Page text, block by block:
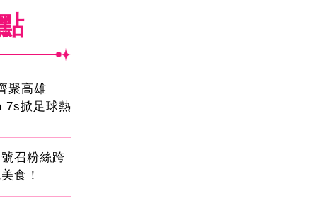
聚高雄
7s掀足球熱
召粉絲跨
食！